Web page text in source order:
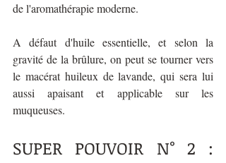
de l'aromathérapie moderne.
A défaut d'huile essentielle, et selon la
gravité de la brûlure, on peut se tourner vers
le macérat huileux de lavande, qui sera lui
aussi apaisant et applicable sur les
muqueuses.
SUPER POUVOIR N° 2 :